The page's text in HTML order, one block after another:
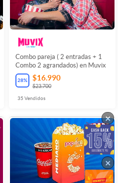
Combo pareja ( 2 entradas + 1
Combo 2 agrandados) en Muvix
28% $16.990
$23.700
35 Vendidos
×
×